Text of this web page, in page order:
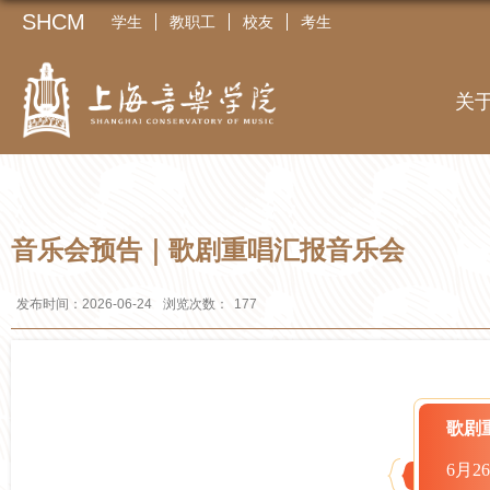
SHCM 学生 教职工 校友 考生
关
音乐会预告｜歌剧重唱汇报音乐会
发布时间：2026-06-24 浏览次数： 177
歌剧
6月